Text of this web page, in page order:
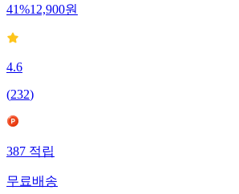
41%12,900원
4.6
(232)
387적립
무료배송